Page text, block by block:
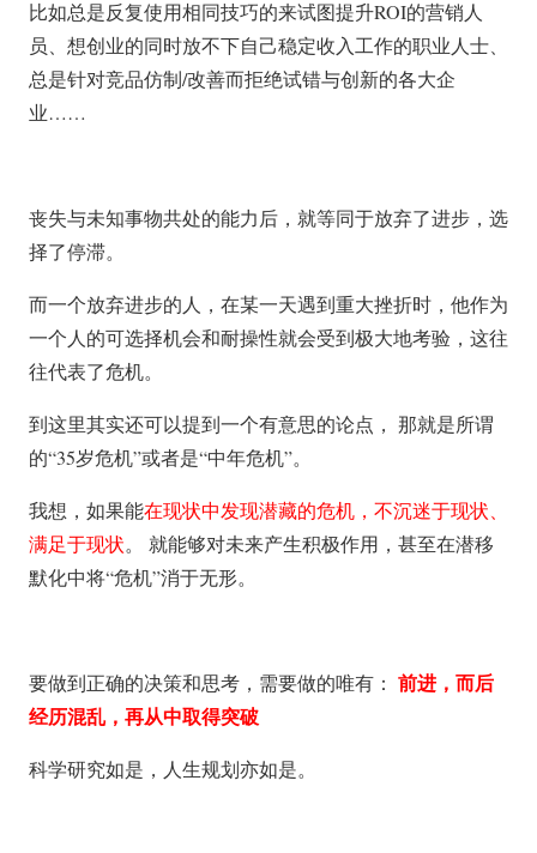
比如总是反复使用相同技巧的来试图提升ROI的营销人
员、想创业的同时放不下自己稳定收入工作的职业人士、
总是针对竞品仿制/改善而拒绝试错与创新的各大企
业……
丧失与未知事物共处的能力后，就等同于放弃了进步，选
择了停滞。
而一个放弃进步的人，在某一天遇到重大挫折时，他作为
一个人的可选择机会和耐操性就会受到极大地考验，这往
往代表了危机。
到这里其实还可以提到一个有意思的论点， 那就是所谓
的“35岁危机”或者是“中年危机”。
我想，如果能在现状中发现潜藏的危机，不沉迷于现状、
满足于现状。 就能够对未来产生积极作用，甚至在潜移
默化中将“危机”消于无形。
要做到正确的决策和思考，需要做的唯有： 前进，而后
经历混乱，再从中取得突破
科学研究如是，人生规划亦如是。